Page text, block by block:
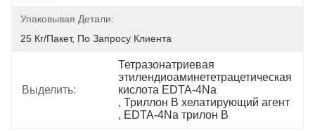
Упаковывая Детали:
25 Кг/пакет, По Запросу Клиента
Выделить:
Тетразонатриевая
этилендиоаминететрацетическая
кислота EDTA-4Na
, Триллон B хелатирующий агент
, EDTA-4Na трилон B